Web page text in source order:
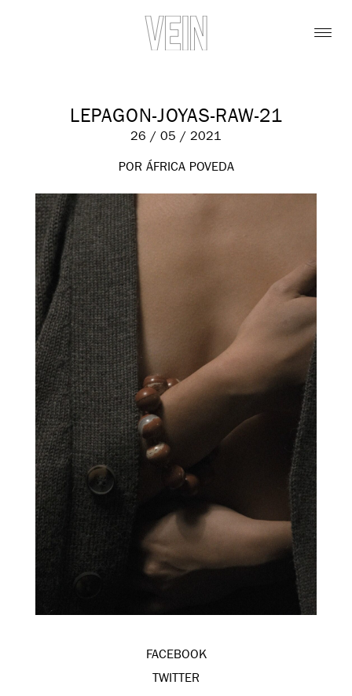
LEPAGON-JOYAS-RAW-21
26 / 05 / 2021
POR ÁFRICA POVEDA
FACEBOOK
TWITTER